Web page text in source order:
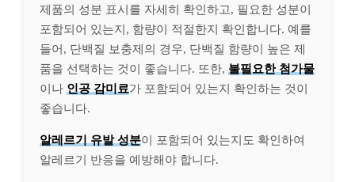
제품의 성분 표시를 자세히 확인하고, 필요한 성분이
포함되어 있는지, 함량이 적절한지 확인합니다. 예를
들어, 단백질 보충제의 경우, 단백질 함량이 높은 제
품을 선택하는 것이 좋습니다. 또한, 불필요한 첨가물
이나 인공 감미료가 포함되어 있는지 확인하는 것이
좋습니다.
알레르기 유발 성분이 포함되어 있는지도 확인하여
알레르기 반응을 예방해야 합니다.